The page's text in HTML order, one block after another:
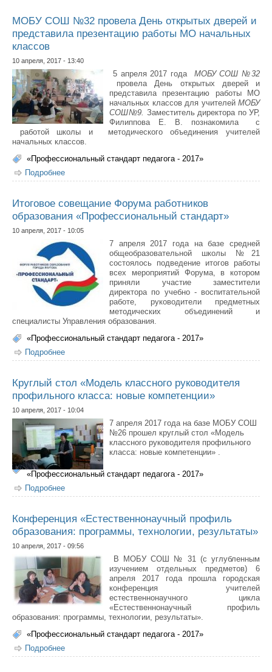
МОБУ СОШ №32 провела День открытых дверей и
представила презентацию работы МО начальных
классов
10 апреля, 2017 - 13:40
5 апреля 2017 года МОБУ СОШ №32
провела День открытых дверей и
представила презентацию работы МО
начальных классов для учителей МОБУ
СОШ№9. Заместитель директора по УР,
Филиппова Е. В. познакомила с
работой школы и методического объединения учителей
начальных классов.
«Профессиональный стандарт педагога - 2017»
Подробнее
представила презентацию работы МО начальных
Итоговое совещание Форума работников
образования «Профессиональный стандарт»
10 апреля, 2017 - 10:05
7 апреля 2017 года на базе средней
общеобразовательной школы №21
состоялось подведение итогов работы
всех мероприятий Форума, в котором
приняли участие заместители
директора по учебно - воспитательной
работе, руководители предметных
методических объединений и
специалисты Управления образования.
«Профессиональный стандарт педагога - 2017»
Подробнее
«Профессиональный стандарт»
Круглый стол «Модель классного руководителя
профильного класса: новые компетенции»
10 апреля, 2017 - 10:04
7 апреля 2017 года на базе МОБУ СОШ
№26 прошел круглый стол «Модель
классного руководителя профильного
класса: новые компетенции» .
«Профессиональный стандарт педагога - 2017»
Подробнее
профильного класса: новые компетенции»
Конференция «Естественнонаучный профиль
образования: программы, технологии, результаты»
10 апреля, 2017 - 09:56
В МОБУ СОШ № 31 (с углубленным
изучением отдельных предметов) 6
апреля 2017 года прошла городская
конференция учителей
естественнонаучного цикла
«Естественнонаучный профиль
образования: программы, технологии, результаты».
«Профессиональный стандарт педагога - 2017»
Подробнее
образования: программы, технологии, результаты»